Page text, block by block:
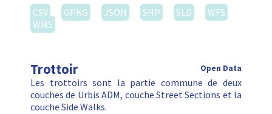
CSV
GPKG JSON SHP SLD
WFS
WMS
Trottoir Open Data
Les trottoirs sont la partie commune de deux
couches de Urbis ADM, couche Street Sections et la
couche Side Walks.